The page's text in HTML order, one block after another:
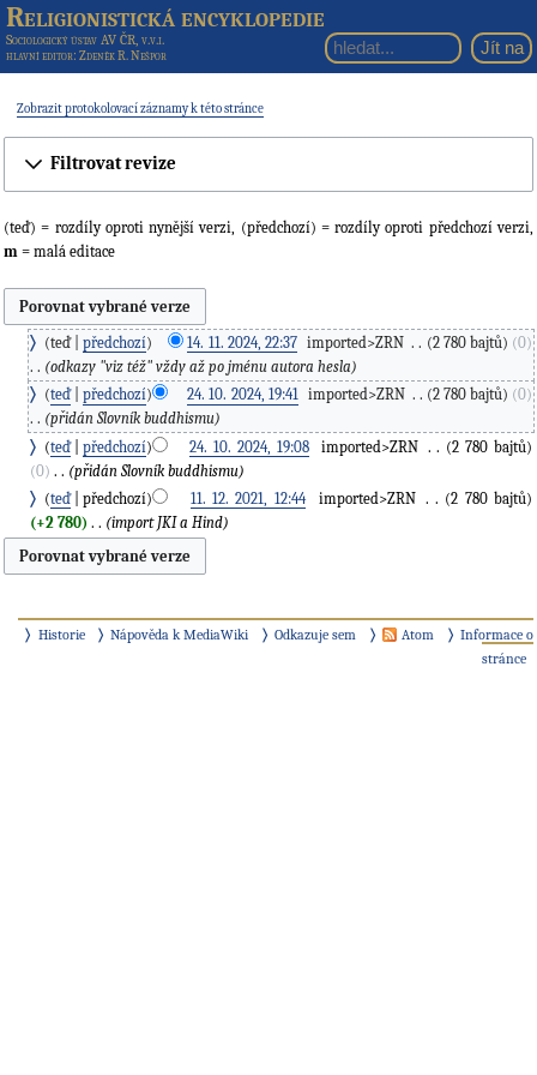
Religionistická encyklopedie
Sociologický ústav AV ČR, v.v.i.
hlavní editor: Zdeněk R. Nešpor
Zobrazit protokolovací záznamy k této stránce
Filtrovat revize
(teď) = rozdíly oproti nynější verzi, (předchozí) = rozdíly oproti předchozí verzi,
m = malá editace
teď předchozí 14. 11. 2024, 22:37‎ imported>ZRN ‎ 2 780 bajtů
0
odkazy "viz též" vždy až po jménu autora hesla
teď
předchozí 24. 10. 2024, 19:41‎ imported>ZRN 2 780 bajtů
0
přidán Slovník buddhismu
teď
předchozí 24. 10. 2024, 19:08‎ imported>ZRN
2 780 bajtů
0 ‎
přidán Slovník buddhismu
teď
předchozí 11. 12. 2021, 12:44‎ imported>ZRN
2 780 bajtů
+2 780 ‎ import JKI a Hind
Historie Nápověda k MediaWiki Odkazuje sem Atom
Informace o
stránce